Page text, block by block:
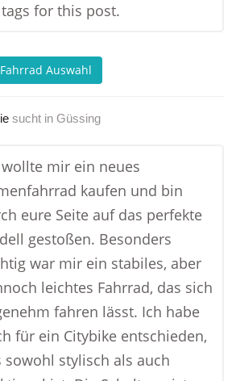
for this post.
Auswahl
sucht in Güssing
mir ein neues
kaufen und bin
eure Seite auf das perfekte
gestoßen. Besonders
war mir ein stabiles, aber
leichtes Fahrrad, das sich
fahren lässt. Ich habe
für ein Citybike entschieden,
sowohl stylisch als auch